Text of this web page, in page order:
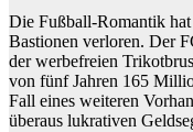
Die Fußball-Romantik
Bastionen verloren. Der
der werbefreien
von fünf Jahren 165
Fall eines weiteren
überaus lukrativen